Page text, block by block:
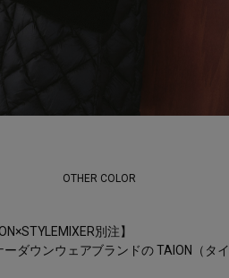
OTHER COLOR
別注】
ーダウンウェアブランドの TAION（タイ